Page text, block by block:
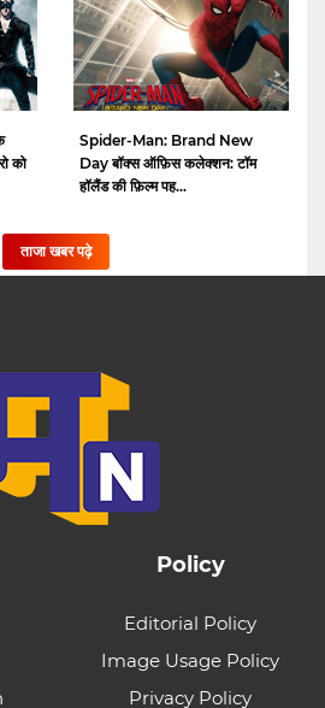
को
Spider-Man: Brand New
Day बॉक्स ऑफ़िस कलेक्शन: टॉम
हॉलैंड की फ़िल्म पह...
ताजा खबर पढ़े
Policy
Editorial Policy
Image Usage Policy
Privacy Policy